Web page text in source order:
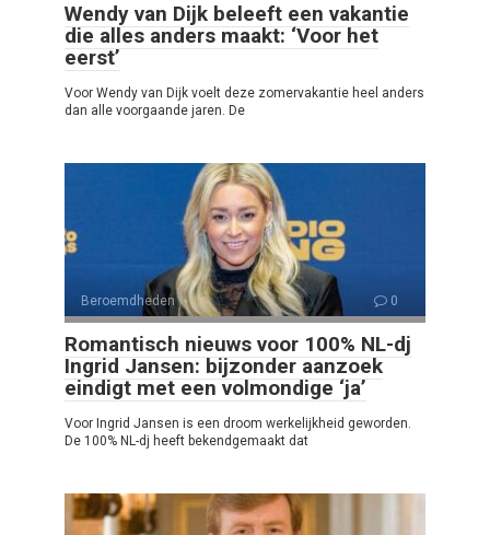
Wendy van Dijk beleeft een vakantie
die alles anders maakt: ‘Voor het
eerst’
Voor Wendy van Dijk voelt deze zomervakantie heel anders
dan alle voorgaande jaren. De
Beroemdheden 0
Romantisch nieuws voor 100% NL-dj
Ingrid Jansen: bijzonder aanzoek
eindigt met een volmondige ‘ja’
Voor Ingrid Jansen is een droom werkelijkheid geworden.
De 100% NL-dj heeft bekendgemaakt dat